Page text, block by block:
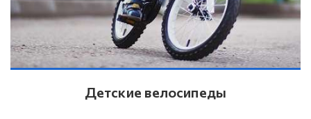
Детские велосипеды